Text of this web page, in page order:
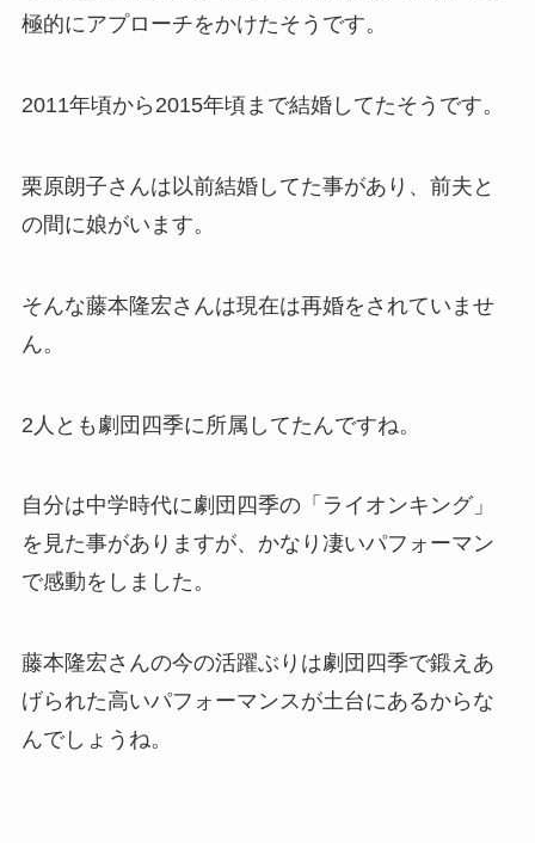
極的にアプローチをかけたそうです。
2011年頃から2015年頃まで結婚してたそうです。
栗原朗子さんは以前結婚してた事があり、前夫と
の間に娘がいます。
そんな藤本隆宏さんは現在は再婚をされていませ
ん。
2人とも劇団四季に所属してたんですね。
自分は中学時代に劇団四季の「ライオンキング」
を見た事がありますが、かなり凄いパフォーマン
で感動をしました。
藤本隆宏さんの今の活躍ぶりは劇団四季で鍛えあ
げられた高いパフォーマンスが土台にあるからな
んでしょうね。